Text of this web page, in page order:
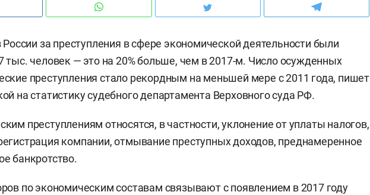
России за преступления в сфере экономической деятельности были
тыс. человек — это на 20% больше, чем в 2017-м. Число осужденных
преступления стало рекордным на меньшей мере с 2011 года, пишет
на статистику судебного департамента Верховного суда РФ.
преступлениям относятся, в частности, уклонение от уплаты налогов,
компании, отмывание преступных доходов, преднамеренное
банкротство.
по экономическим составам связывают с появлением в 2017 году